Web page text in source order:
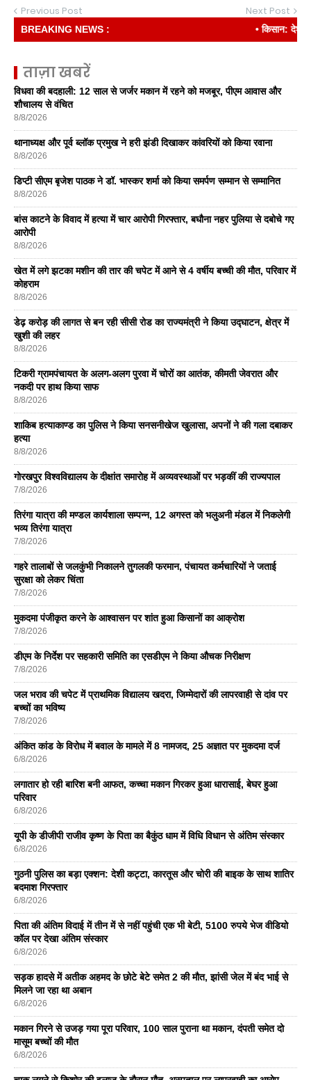
Previous Post Next Post
BREAKING NEWS : • किसान: देश की रीढ़
ताज़ा खबरें
विधवा की बदहाली: 12 साल से जर्जर मकान में रहने को मजबूर, पीएम आवास और
शौचालय से वंचित
8/8/2026
थानाध्यक्ष और पूर्व ब्लॉक प्रमुख ने हरी झंडी दिखाकर कांवरियों को किया रवाना
8/8/2026
डिप्टी सीएम बृजेश पाठक ने डॉ. भास्कर शर्मा को किया समर्पण सम्मान से सम्मानित
8/8/2026
बांस काटने के विवाद में हत्या में चार आरोपी गिरफ्तार, बघौना नहर पुलिया से दबोचे गए
आरोपी
8/8/2026
खेत में लगे झटका मशीन की तार की चपेट में आने से 4 वर्षीय बच्ची की मौत, परिवार में
कोहराम
8/8/2026
डेढ़ करोड़ की लागत से बन रही सीसी रोड का राज्यमंत्री ने किया उद्घाटन, क्षेत्र में
खुशी की लहर
8/8/2026
टिकरी ग्रामपंचायत के अलग-अलग पुरवा में चोरों का आतंक, कीमती जेवरात और
नकदी पर हाथ किया साफ
8/8/2026
शाकिब हत्याकाण्ड का पुलिस ने किया सनसनीखेज खुलासा, अपनों ने की गला दबाकर
हत्या
8/8/2026
गोरखपुर विश्वविद्यालय के दीक्षांत समारोह में अव्यवस्थाओं पर भड़कीं की राज्यपाल
7/8/2026
तिरंगा यात्रा की मण्डल कार्यशाला सम्पन्न, 12 अगस्त को भलुअनी मंडल में निकलेगी
भव्य तिरंगा यात्रा
7/8/2026
गहरे तालाबों से जलकुंभी निकालने तुगलकी फरमान, पंचायत कर्मचारियों ने जताई
सुरक्षा को लेकर चिंता
7/8/2026
मुकदमा पंजीकृत करने के आश्वासन पर शांत हुआ किसानों का आक्रोश
7/8/2026
डीएम के निर्देश पर सहकारी समिति का एसडीएम ने किया औचक निरीक्षण
7/8/2026
जल भराव की चपेट में प्राथमिक विद्यालय खदरा, जिम्मेदारों की लापरवाही से दांव पर
बच्चों का भविष्य
7/8/2026
अंकित कांड के विरोध में बवाल के मामले में 8 नामजद, 25 अज्ञात पर मुकदमा दर्ज
6/8/2026
लगातार हो रही बारिश बनी आफत, कच्चा मकान गिरकर हुआ धारासाई, बेघर हुआ
परिवार
6/8/2026
यूपी के डीजीपी राजीव कृष्ण के पिता का बैकुंठ धाम में विधि विधान से अंतिम संस्कार
6/8/2026
गुठनी पुलिस का बड़ा एक्शन: देशी कट्टा, कारतूस और चोरी की बाइक के साथ शातिर
बदमाश गिरफ्तार
6/8/2026
पिता की अंतिम विदाई में तीन में से नहीं पहुंची एक भी बेटी, 5100 रुपये भेज वीडियो
कॉल पर देखा अंतिम संस्कार
6/8/2026
सड़क हादसे में अतीक अहमद के छोटे बेटे समेत 2 की मौत, झांसी जेल में बंद भाई से
मिलने जा रहा था अबान
6/8/2026
मकान गिरने से उजड़ गया पूरा परिवार, 100 साल पुराना था मकान, दंपती समेत दो
मासूम बच्चों की मौत
6/8/2026